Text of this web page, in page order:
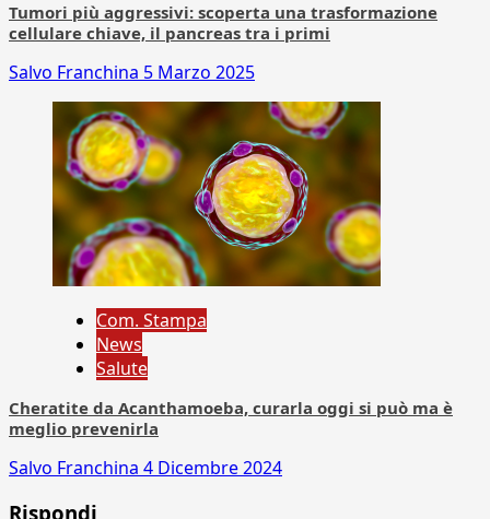
Tumori più aggressivi: scoperta una trasformazione
cellulare chiave, il pancreas tra i primi
Salvo Franchina 5 Marzo 2025
Com. Stampa
News
Salute
Cheratite da Acanthamoeba, curarla oggi si può ma è
meglio prevenirla
Salvo Franchina 4 Dicembre 2024
Rispondi